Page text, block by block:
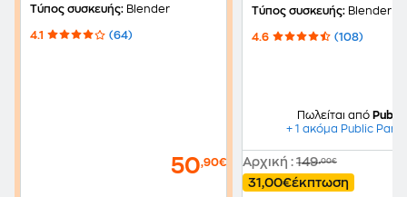
Τύπος συσκευής: Blender
4.1 (64)
50,90€
1200 W Μπλέντερ
Τύπος συσκευής: Blender
4.6 (108)
Πωλείται από Public
+ 1 ακόμα Public
Αρχική : 149,00€
31,00€έκπτωση